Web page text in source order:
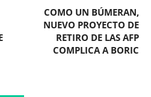
COMO UN BÚMERAN,
NUEVO PROYECTO DE
RETIRO DE LAS AFP
COMPLICA A BORIC